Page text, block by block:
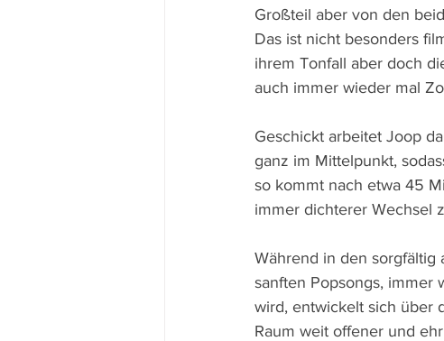
Großteil aber von den
Das ist nicht besonders
ihrem Tonfall aber doch
auch immer wieder mal
Geschickt arbeitet Joop
ganz im Mittelpunkt,
so kommt nach etwa 45
immer dichterer Wechsel
Während in den sorgfältig
sanften Popsongs, immer
wird, entwickelt sich über
Raum weit offener und